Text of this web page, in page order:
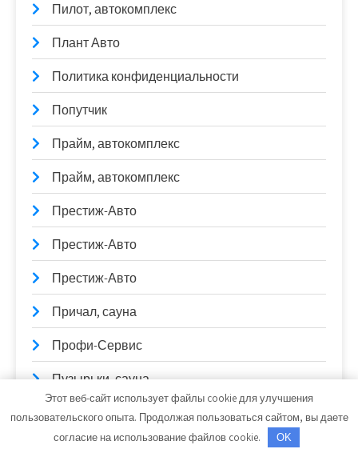
Пилот, автокомплекс
Плант Авто
Политика конфиденциальности
Попутчик
Прайм, автокомплекс
Прайм, автокомплекс
Престиж-Авто
Престиж-Авто
Престиж-Авто
Причал, сауна
Профи-Сервис
Пузырьки, сауна
Пункт технического осмотра транспорта,
Пункт технического осмотра транспорта
Этот веб-сайт использует файлы cookie для улучшения
пользовательского опыта. Продолжая пользоваться сайтом, вы даете
согласие на использование файлов cookie.
OK